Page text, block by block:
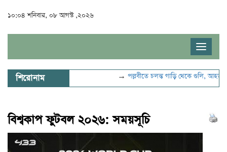
১০:০৪ শনিবার, ০৮ আগস্ট ,২০২৬
Toggle
শিরোনাম পল্লবীতে চলন্ত গাড়ি থেকে গুলি, আহত ২
বিশ্বকাপ ফুটবল ২০২৬: সময়সূচি